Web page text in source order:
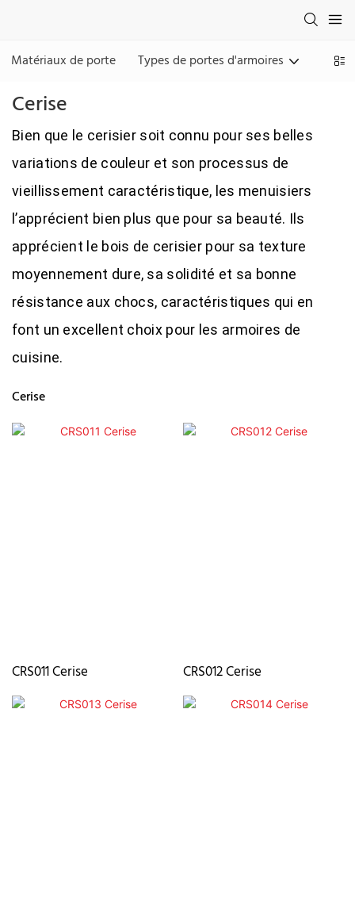
Matériaux de porte Types de portes d'armoires
Cerise
Bien que le cerisier soit connu pour ses belles
variations de couleur et son processus de
vieillissement caractéristique, les menuisiers
l’apprécient bien plus que pour sa beauté. Ils
apprécient le bois de cerisier pour sa texture
moyennement dure, sa solidité et sa bonne
résistance aux chocs, caractéristiques qui en
font un excellent choix pour les armoires de
cuisine.
Cerise
CRS011 Cerise CRS012 Cerise